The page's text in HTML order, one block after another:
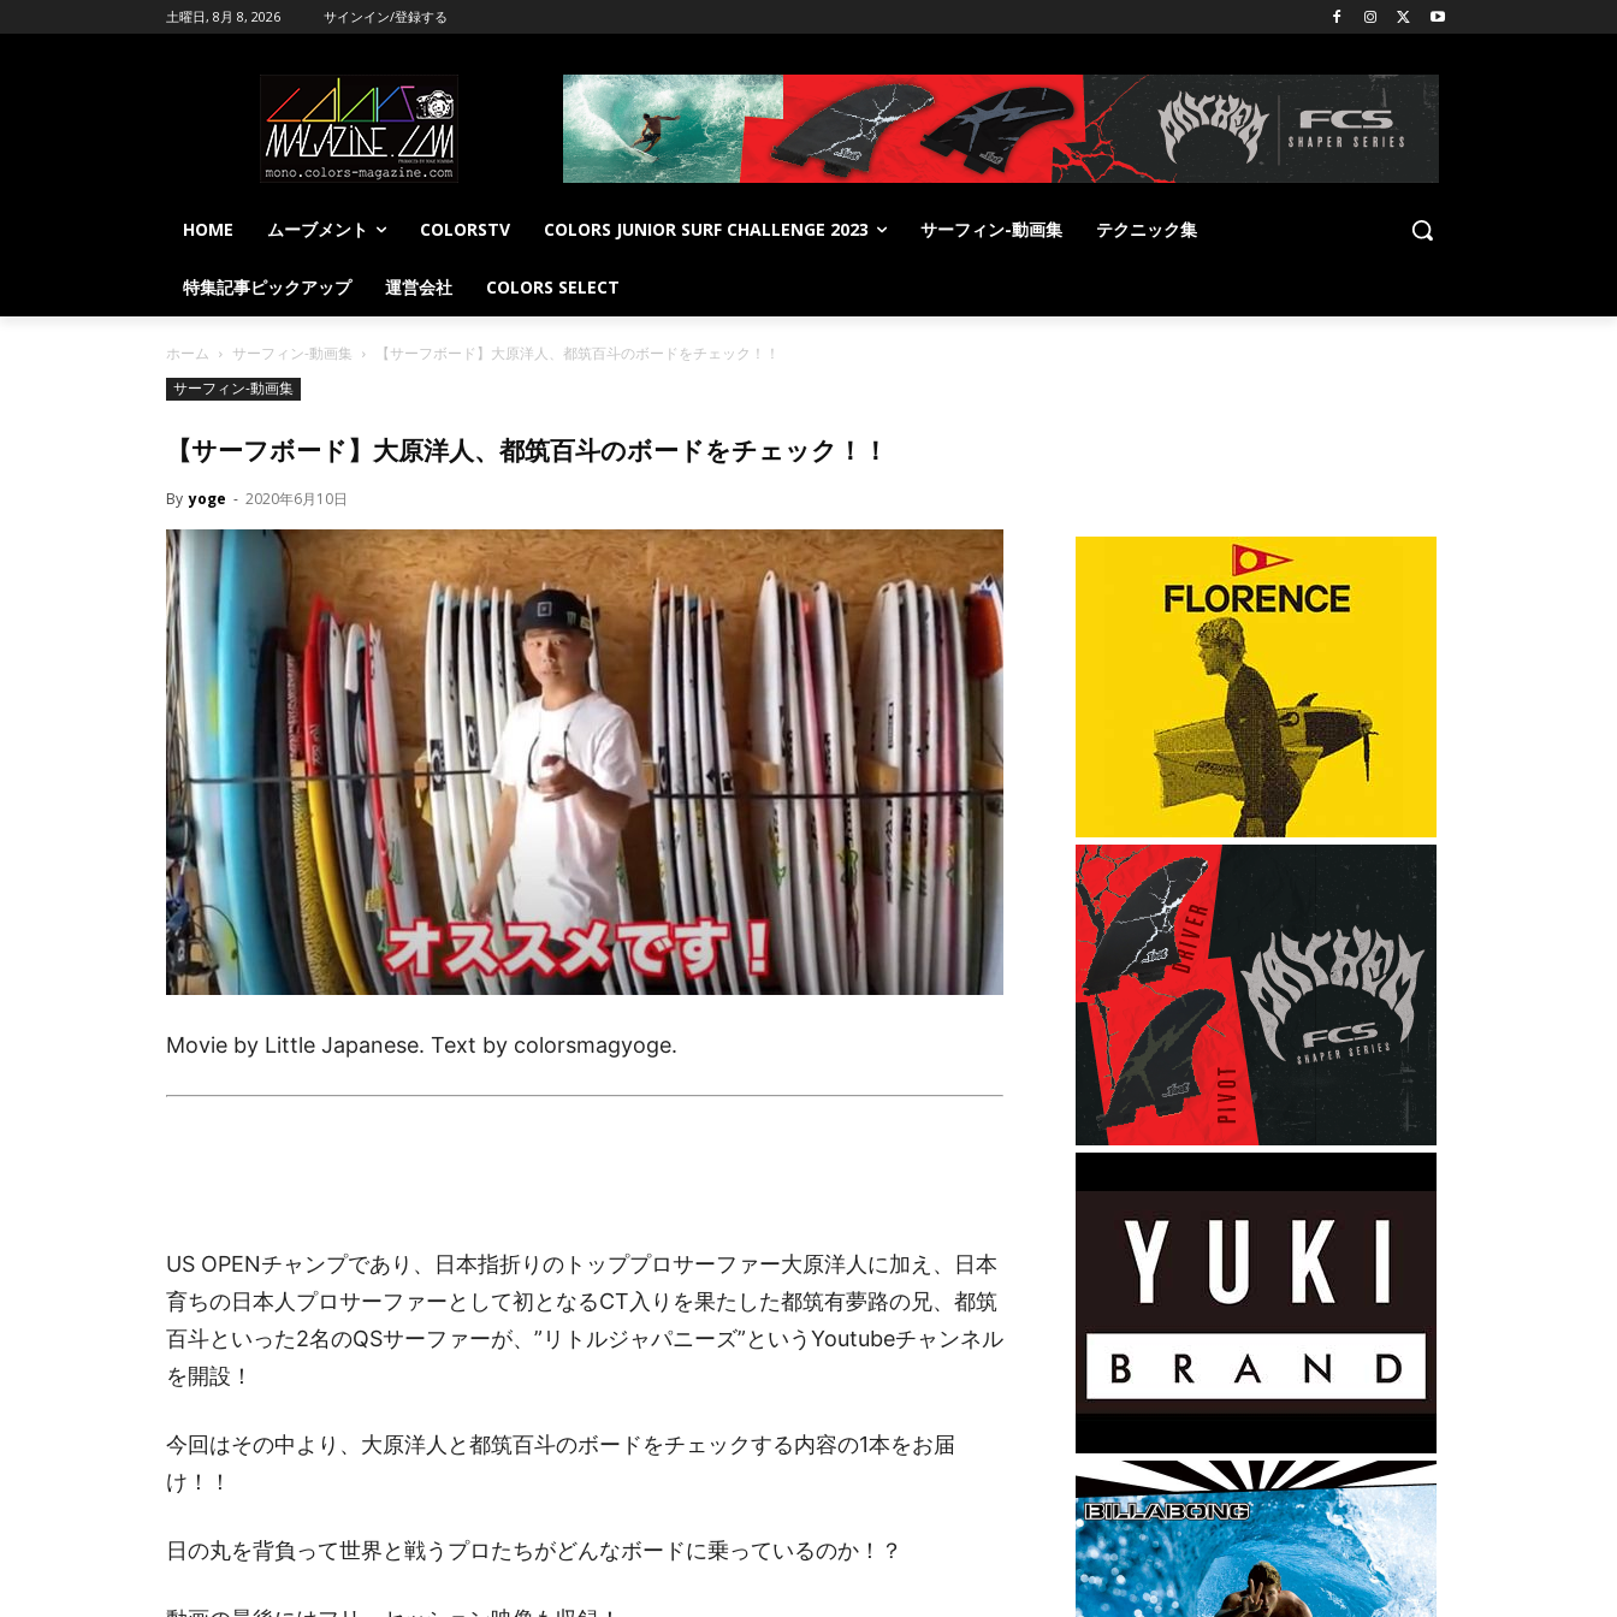
土曜日, 8月 8, 2026 サインイン/登録する
HOME ムーブメント COLORSTV COLORS JUNIOR SURF CHALLENGE 2023 サーフィン-動画集 テクニック集
特集記事ピックアップ 運営会社 COLORS SELECT
ホーム サーフィン-動画集
【サーフボード】大原洋人、都筑百斗のボードをチェック！！
サーフィン-動画集
【サーフボード】大原洋人、都筑百斗のボードをチェック！！
By yoge - 2020年6月10日
Movie by Little Japanese. Text by colorsmagyoge.
US OPENチャンプであり、日本指折りのトッププロサーファー大原洋人に加え、日本
育ちの日本人プロサーファーとして初となるCT入りを果たした都筑有夢路の兄、都筑
百斗といった2名のQSサーファーが、”リトルジャパニーズ”というYoutubeチャンネル
を開設！
今回はその中より、大原洋人と都筑百斗のボードをチェックする内容の1本をお届
け！！
日の丸を背負って世界と戦うプロたちがどんなボードに乗っているのか！？